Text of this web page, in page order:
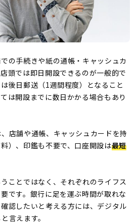
の手続きや紙の通帳・キャッシュカ
頭では即日開設できるのが一般的で
後日郵送（1週間程度）となること
は開設までに数日かかる場合もあり
店舗や通帳、キャッシュカードを持
）、印鑑も不要で、口座開設は最短
ことではなく、それぞれのライフス
です。銀行に足を運ぶ時間が取れな
認したいと考える方には、デジタル
言えます。